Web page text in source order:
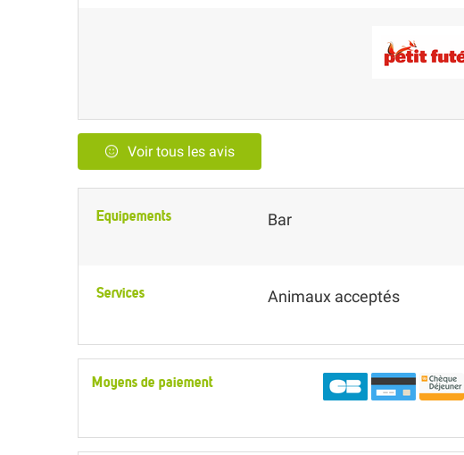
Voir tous les avis
Equipements Bar
Services Animaux acceptés
Moyens de paiement